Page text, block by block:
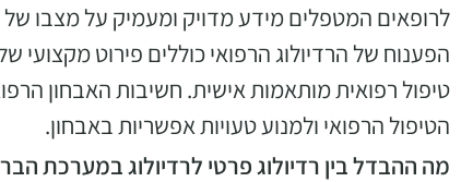
לרופאים המטפלים מידע מדויק ומעמיק על מצבו
הפענוח של הרדיולוג הרפואי כוללים פירוט מקצועי
טיפול רפואית מותאמות אישית. חשיבות האבחון
הטיפול הרפואי ולמנוע טעויות אפשריות באבחון.
מה ההבדל בין רדיולוג פרטי לרדיולוג במערכת